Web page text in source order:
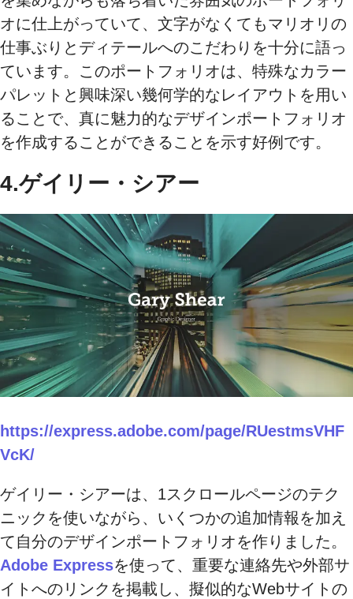
オに仕上がっていて、文字がなくてもマリオリの
仕事ぶりとディテールへのこだわりを十分に語っ
ています。このポートフォリオは、特殊なカラー
パレットと興味深い幾何学的なレイアウトを用い
ることで、真に魅力的なデザインポートフォリオ
を作成することができることを示す好例です。
4.ゲイリー・シアー
https://express.adobe.com/page/RUestmsVHF
VcK/
ゲイリー・シアーは、1スクロールページのテク
ニックを使いながら、いくつかの追加情報を加え
て自分のデザインポートフォリオを作りました。
Adobe Expressを使って、重要な連絡先や外部サ
イトへのリンクを掲載し、擬似的なWebサイトの